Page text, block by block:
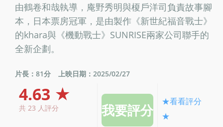
由鶴卷和哉執導，庵野秀明與榎戶洋司負責故事腳
本，日本票房冠軍，是由製作《新世紀福音戰士》
的khara與《機動戰士》SUNRISE兩家公司聯手的
全新企劃。
片長：81分 上映日期：2025/02/27
4.63 ★
共 23 人評分
★看看評分
★